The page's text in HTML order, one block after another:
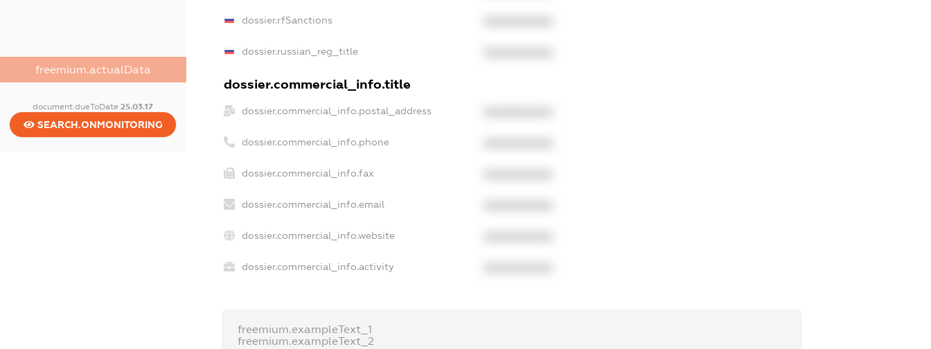
freemium.actualData
document.dueToDate25.03.17
SEARCH.ONMONITORING
dossier.rfSanctions
dossier.russian_reg_title
dossier.commercial_info.title
dossier.commercial_info.postal_address
dossier.commercial_info.phone
dossier.commercial_info.fax
dossier.commercial_info.email
dossier.commercial_info.website
dossier.commercial_info.activity
freemium.exampleText_1
freemium.exampleText_2